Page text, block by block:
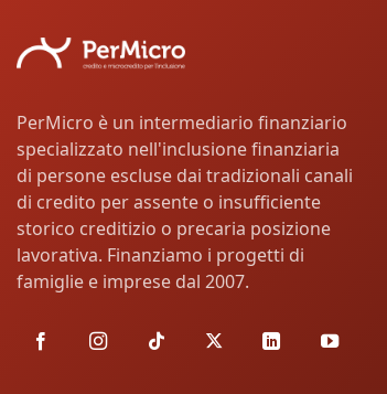
PerMicro è un intermediario finanziario
specializzato nell'inclusione finanziaria
di persone escluse dai tradizionali canali
di credito per assente o insufficiente
storico creditizio o precaria posizione
lavorativa. Finanziamo i progetti di
famiglie e imprese dal 2007.